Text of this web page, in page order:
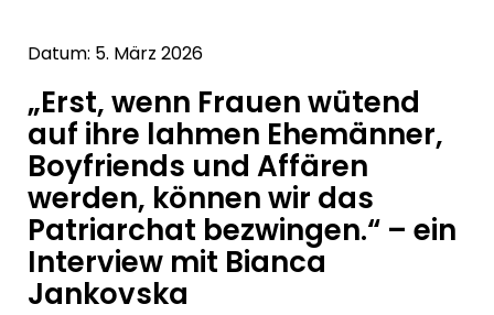
Datum: 5. März 2026
„Erst, wenn Frauen wütend
auf ihre lahmen Ehemänner,
Boyfriends und Affären
werden, können wir das
Patriarchat bezwingen.“ – ein
Interview mit Bianca
Jankovska